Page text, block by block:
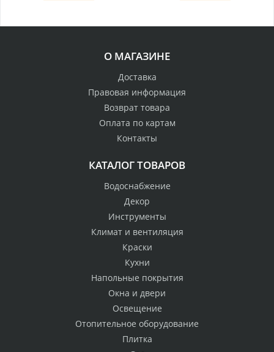
О МАГАЗИНЕ
Доставка
Правовая информация
Возврат товара
Оплата по картам
Контакты
КАТАЛОГ ТОВАРОВ
Водоснабжение
Декор
Инструменты
Климат и вентиляция
Краски
Кухни
Напольные покрытия
Окна и двери
Освещение
Отопительное оборудование
Плитка